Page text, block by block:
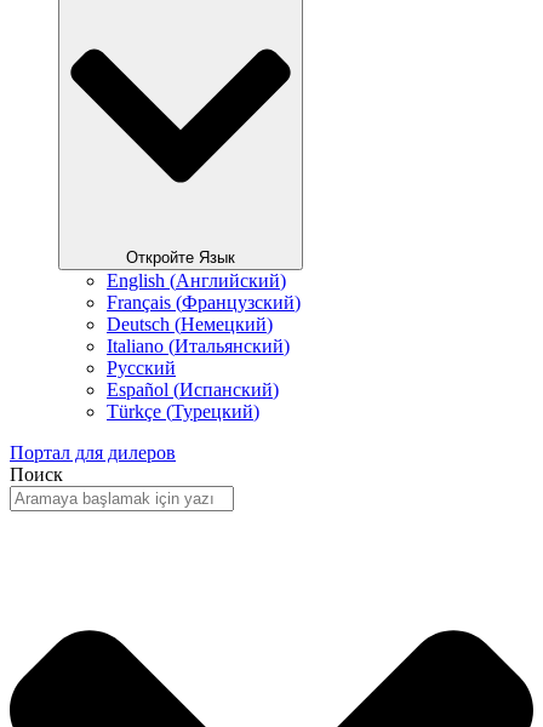
Откройте Язык
English (Английский)
Français (Французский)
Deutsch (Немецкий)
Italiano (Итальянский)
Русский
Español (Испанский)
Türkçe (Турецкий)
Портал для дилеров
Поиск